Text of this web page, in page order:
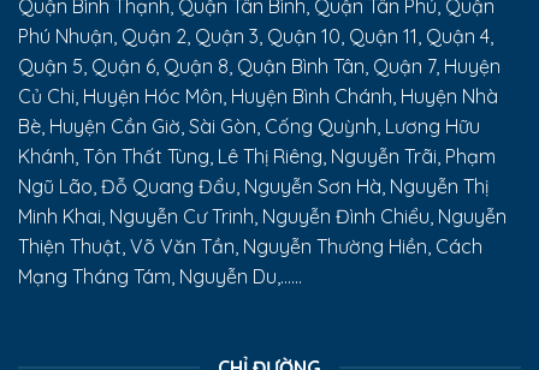
Quận Bình Thạnh, Quận Tân Bình, Quận Tân Phú, Quận
Phú Nhuận, Quận 2, Quận 3, Quận 10, Quận 11, Quận 4,
Quận 5, Quận 6, Quận 8, Quận Bình Tân, Quận 7, Huyện
Củ Chi, Huyện Hóc Môn, Huyện Bình Chánh, Huyện Nhà
Bè, Huyện Cần Giờ, Sài Gòn, Cống Quỳnh, Lương Hữu
Khánh, Tôn Thất Tùng, Lê Thị Riêng, Nguyễn Trãi, Phạm
Ngũ Lão, Đỗ Quang Đẩu, Nguyễn Sơn Hà, Nguyễn Thị
Minh Khai, Nguyễn Cư Trinh, Nguyễn Đình Chiểu, Nguyễn
Thiện Thuật, Võ Văn Tần, Nguyễn Thường Hiền, Cách
Mạng Tháng Tám, Nguyễn Du,......